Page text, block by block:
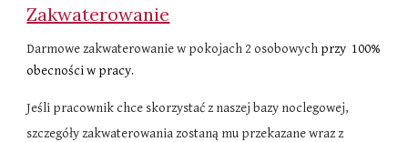
Zakwaterowanie
Darmowe zakwaterowanie w pokojach 2 osobowych przy 100%
obecności w pracy.
Jeśli pracownik chce skorzystać z naszej bazy noclegowej,
szczegóły zakwaterowania zostaną mu przekazane wraz z